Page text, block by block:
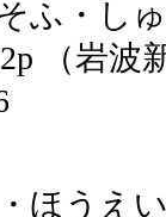
ふ・し
（岩波
ほうえ